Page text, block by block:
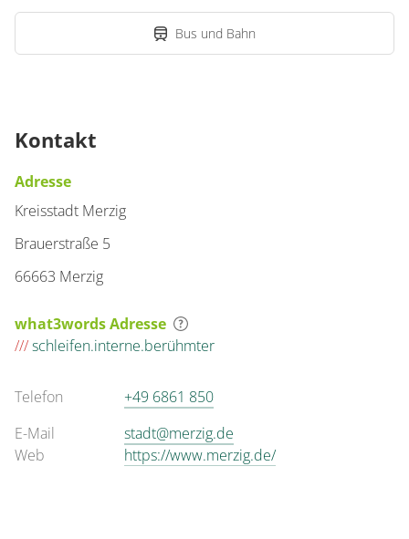
Bus und Bahn
Kontakt
Adresse
Kreisstadt Merzig
Brauerstraße 5
66663 Merzig
what3words Adresse
///schleifen.interne.berühmter
Telefon
+49 6861 850
E-Mail
stadt@merzig.de
Web
https://www.merzig.de/